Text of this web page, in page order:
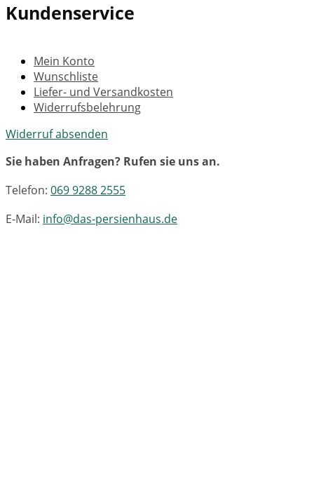
Kundenservice
Mein Konto
Wunschliste
Liefer- und Versandkosten
Widerrufsbelehrung
Widerruf absenden
Sie haben Anfragen? Rufen sie uns an.
Telefon: 069 9288 2555
E-Mail: info@das-persienhaus.de